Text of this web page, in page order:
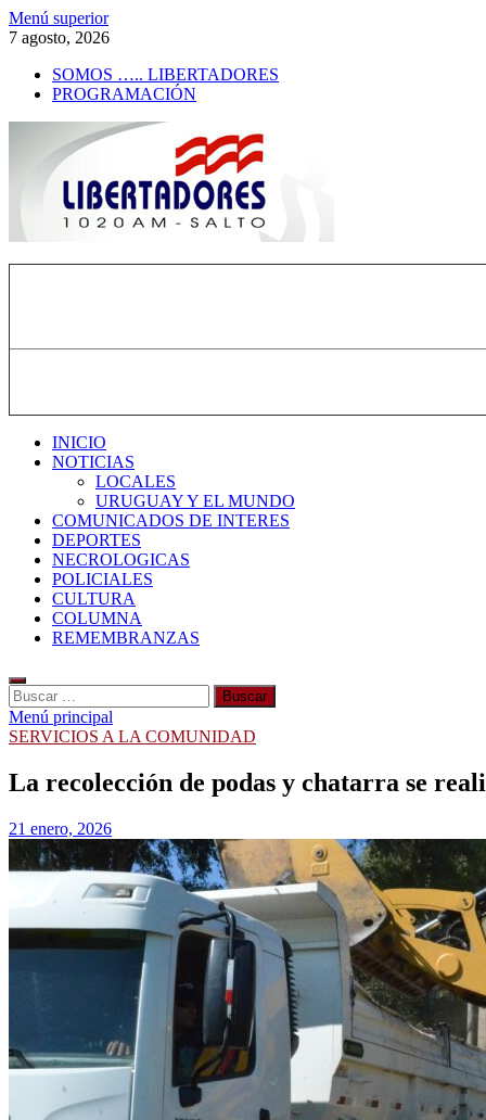
Saltar
al
Menú superior
7 agosto, 2026
SOMOS ….. LIBERTADORES
PROGRAMACIÓN
INICIO
NOTICIAS
LOCALES
URUGUAY Y EL MUNDO
COMUNICADOS DE INTERES
DEPORTES
NECROLOGICAS
POLICIALES
CULTURA
COLUMNA
REMEMBRANZAS
Buscar:
Menú principal
SERVICIOS A LA COMUNIDAD
La recolección de podas y chatarra se
21 enero, 2026